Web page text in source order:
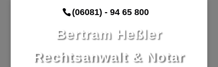
(06081) - 94 65 800
Bertram Heßler
Rechtsanwalt & Notar